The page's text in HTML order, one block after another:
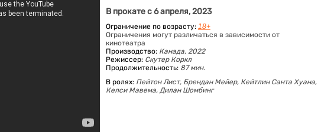
В прокате с 6 апреля, 2023
Ограничение по возрасту: 18+
Ограничения могут различаться в зависимости от
кинотеатра
Производство: Канада, 2022
Режиссер: Скутер Коркл
Продолжительность: 87 мин.
В ролях: Пейтон Лист, Брендан Мейер, Кейтлин Санта Хуана,
Келси Мавема, Дилан Шомбинг